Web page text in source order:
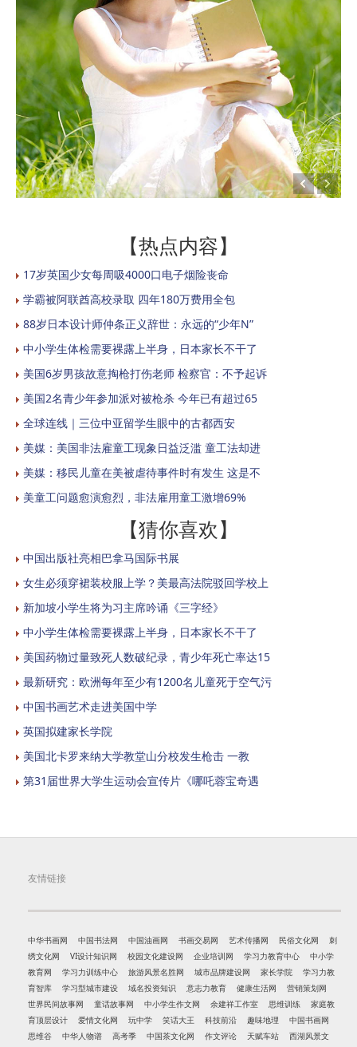
【热点内容】
17岁英国少女每周吸4000口电子烟险丧命
学霸被阿联酋高校录取 四年180万费用全包
88岁日本设计师仲条正义辞世：永远的“少年N”
中小学生体检需要裸露上半身，日本家长不干了
美国6岁男孩故意掏枪打伤老师 检察官：不予起诉
美国2名青少年参加派对被枪杀 今年已有超过65
全球连线｜三位中亚留学生眼中的古都西安
美媒：美国非法雇童工现象日益泛滥 童工法却进
美媒：移民儿童在美被虐待事件时有发生 这是不
美童工问题愈演愈烈，非法雇用童工激增69%
【猜你喜欢】
中国出版社亮相巴拿马国际书展
女生必须穿裙装校服上学？美最高法院驳回学校上
新加坡小学生将为习主席吟诵《三字经》
中小学生体检需要裸露上半身，日本家长不干了
美国药物过量致死人数破纪录，青少年死亡率达15
最新研究：欧洲每年至少有1200名儿童死于空气污
中国书画艺术走进美国中学
英国拟建家长学院
美国北卡罗来纳大学教堂山分校发生枪击 一教
第31届世界大学生运动会宣传片《哪吒蓉宝奇遇
友情链接
中华书画网 中国书法网 中国油画网 书画交易网 艺术传播网 民俗文化网
刺
绣文化网
VI设计知识网 校园文化建设网 企业培训网 学习力教育中心
中小学
教育网
学习力训练中心 旅游风景名胜网 城市品牌建设网 家长学院
学习力教
育智库
学习型城市建设 域名投资知识 意志力教育 健康生活网
营销策划网
世界民间故事网
童话故事网 中小学生作文网 余建祥工作室 思维训练
家庭教
育顶层设计
爱情文化网 玩中学 笑话大王 科技前沿 趣味地理
中国书画网
思维谷
中华人物谱 高考季 中国茶文化网 作文评论 天赋车站
西湖风景文